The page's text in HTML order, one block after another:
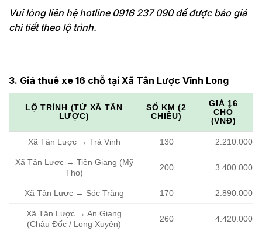
Vui lòng liên hệ hotline 0916 237 090 để được báo giá
chi tiết theo lộ trình.
3. Giá thuê xe 16 chỗ tại Xã Tân Lược Vĩnh Long
LỘ TRÌNH (TỪ XÃ TÂN
LƯỢC)
SỐ KM (2
CHIỀU)
GIÁ 16
CHỖ
(VNĐ)
Xã Tân Lược → Trà Vinh 130 2.210.000
Xã Tân Lược → Tiền Giang (Mỹ
Tho)
200 3.400.000
Xã Tân Lược → Sóc Trăng 170 2.890.000
Xã Tân Lược → An Giang
(Châu Đốc / Long Xuyên)
260 4.420.000